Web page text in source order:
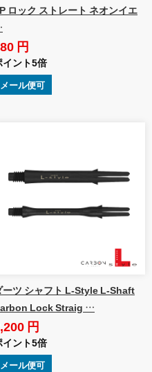
ロック ストレート ネオンイエ
円
イント5倍
メール便可
ーツ シャフト L-Style L-Shaft
Lock Straig …
円
イント5倍
メール便可